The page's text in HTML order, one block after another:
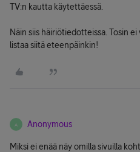
TV:n kautta käytettäessä.
Näin siis häiriötiedotteissa. Tosin
listaa siitä eteenpäinkin!
A Anonymous
Miksi ei enää näy omilla sivuilla